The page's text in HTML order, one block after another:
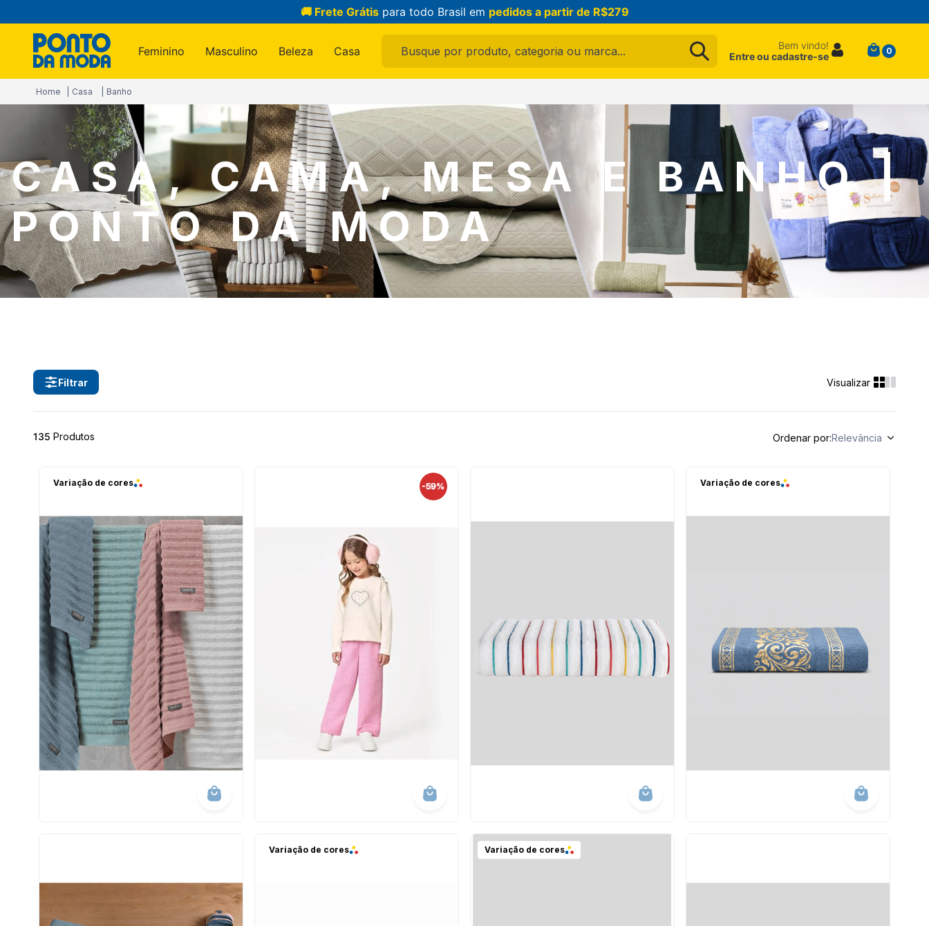
🚚 Frete Grátis para todo Brasil em pedidos a partir de R$279
Feminino Masculino Beleza Casa
Busque por produto, categoria ou marca...
Bem vindo!
Entre ou cadastre-se
0
Casa Banho
CASA, CAMA, MESA E BANHO |
PONTO DA MODA
Filtrar
135 Produtos Ordenar porRelevância
Variação de cores -59% Variação de cores
Variação de cores Variação de cores
Termos mais buscados
1º infantil
2º blusa
3º jogo cama
4º jeans
5º calça
6º toalha
7º manta
8º calça feminina
9º são geraldo